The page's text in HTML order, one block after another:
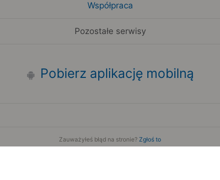
Współpraca
Pozostałe serwisy
Pobierz aplikację mobilną
Zauważyłeś błąd na stronie? Zgłoś to